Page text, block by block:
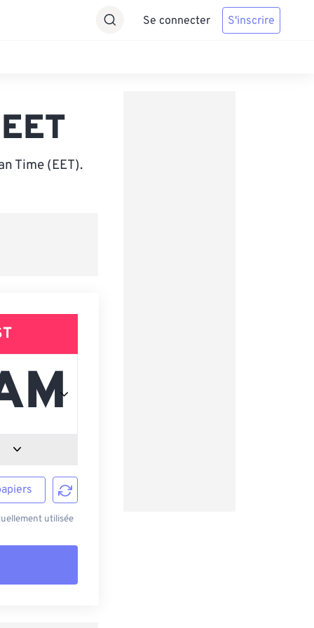
Se connecter S'inscrire
Time (EET).
utilisée